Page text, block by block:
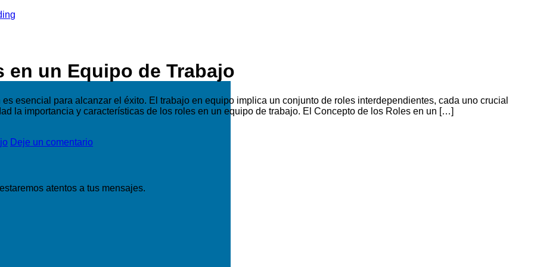
en un Equipo de Trabajo
esencial para alcanzar el éxito. El trabajo en equipo implica un conjunto de roles interdependientes, cada uno crucial
la importancia y características de los roles en un equipo de trabajo. El Concepto de los Roles en un […]
Deje un comentario
atentos a tus mensajes.